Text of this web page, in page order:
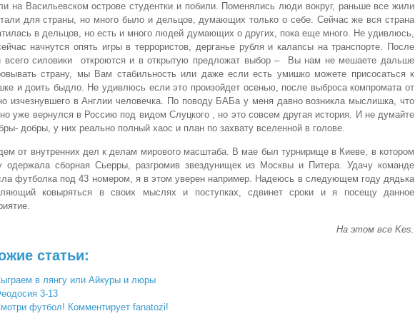
на Васильевском острове студентки и побили. Поменялись люди вокруг, раньше все жили
для страны, но много было и дельцов, думающих только о себе. Сейчас же вся страна
в дельцов, но есть и много людей думающих о других, пока еще много. Не удивлюсь,
начнутся опять игры в террористов, дерганье рубля и калапсы на транспорте. После
всего силовики откроются и в открытую предложат выбор – Вы нам не мешаете дальше
страну, мы Вам стабильность или даже если есть умишко можете присосаться к
и доить быдло. Не удивлюсь если это произойдет осенью, после выброса компромата от
изчезнувшего в Англии человечка. По поводу БАБа у меня давно возникла мыслишка, что
уже вернулся в Россию под видом Слуцкого , но это совсем другая история. И не думайте
добры, у них реально полный хаос и план по захвату вселенной в голове.
от внутренних дел к делам мирового масштаба. В мае был турнирище в Киеве, в котором
одержала сборная Сьерры, разгромив звездунищек из Москвы и Питера. Удачу команде
футболка под 43 номером, я в этом уверен например. Надеюсь в следующем году дядька
ковыряться в своих мыслях и поступках, сдвинет сроки и я посещу данное
На этом все Kes.
статьи:
в лянгу или Айкуры и люры
3-13
футбол! Комментирует fanatozi!